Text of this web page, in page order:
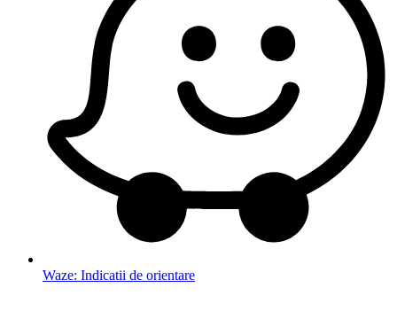
Waze: Indicatii de orientare